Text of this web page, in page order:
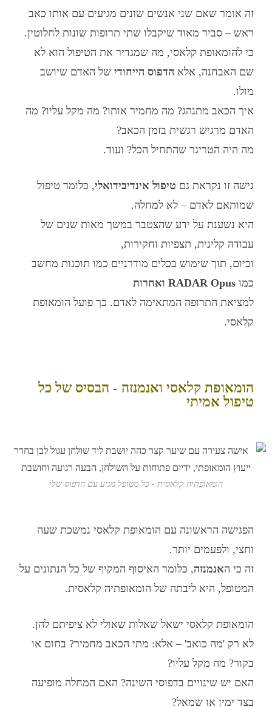
זה אומר שאם שני אנשים שונים מגיעים עם אותו כאב
ראש – סביר מאוד שיקבלו שתי תרופות שונות לחלוטין.
כי להומאופת קלאסי, מה שמגדיר את הטיפול הוא לא
שם האבחנה, אלא הדפוס הייחודי של האדם שיושב
מולו.
איך הכאב מתנהג? מה מחמיר אותו? מה מקל עליו? מה
האדם מרגיש רגשית בזמן הכאב?
מה היה הטריגר שהתחיל הכל? ועוד.
גישה זו נקראת גם טיפול אינדיבידואלי, כלומר טיפול
שמותאם לאדם – לא למחלה.
היא נשענת על ידע שהצטבר במשך מאות שנים של
עבודה קלינית, תצפיות וחקירות,
וכיום, תוך שימוש בכלים מודרניים כמו תוכנות מחשב
כמו RADAR Opus ואחרות
למציאת התרופה המתאימה לאדם. כך פועל הומאופת
קלאסי.
הומאופת קלאסי ואנמנזה - הבסיס של כל
טיפול אמיתי
הומאופתיה קלאסית - כל מטופל מגיע עם הדפוס שלו
הפגישה הראשונה עם הומאופת קלאסי נמשכת שעה
וחצי, ולפעמים יותר.
זה כי האנמנזה, כלומר האיסוף המקיף של כל הנתונים על
המטופל, היא ליבתה של הומאופתיה קלאסית.
הומאופת קלאסי ישאל שאלות שאולי לא ציפיתם להן.
לא רק 'מה כואב' – אלא: מתי הכאב מחמיר? בחום או
בקור? מה מקל עליו?
האם יש שינויים בדפוסי השינה? האם המחלה מופיעה
בצד ימין או שמאל?